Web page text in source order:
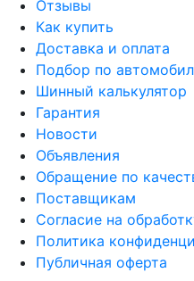
Отзывы
Как купить
Доставка и оплата
Подбор по
Шинный калькулятор
Гарантия
Новости
Объявления
Обращение по
Поставщикам
Согласие на
Политика
Публичная оферта